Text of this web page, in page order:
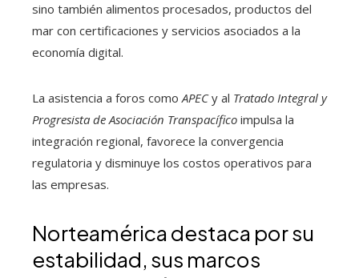
sino también alimentos procesados, productos del
mar con certificaciones y servicios asociados a la
economía digital.
La asistencia a foros comoAPECy al Tratado Integral y
Progresista de Asociación Transpacífico impulsa la
integración regional, favorece la convergencia
regulatoria y disminuye los costos operativos para
las empresas.
Norteamérica destaca por su
estabilidad, sus marcos